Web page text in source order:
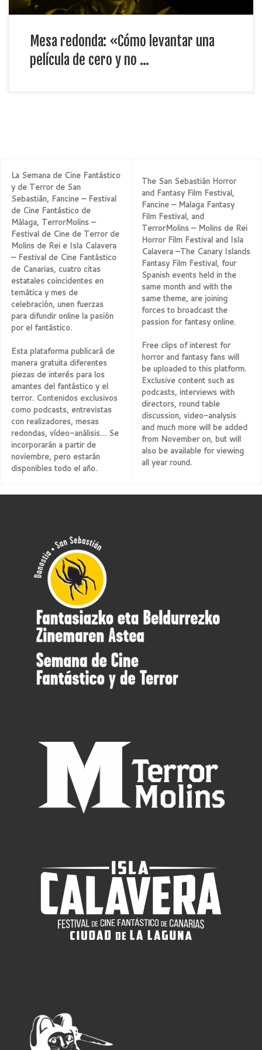
Mesa redonda: «Cómo levantar una
película de cero y no …
La Semana de Cine Fantástico
y de Terror de San
Sebastián, Fancine – Festival
de Cine Fantástico de
Málaga, TerrorMolins –
Festival de Cine de Terror de
Molins de Rei e Isla Calavera
– Festival de Cine Fantástico
de Canarias, cuatro citas
estatales coincidentes en
temática y mes de
celebración, unen fuerzas
para difundir online la pasión
por el fantástico.
Esta plataforma publicará de
manera gratuita diferentes
piezas de interés para los
amantes del fantástico y el
terror. Contenidos exclusivos
como podcasts, entrevistas
con realizadores, mesas
redondas, vídeo-análisis… Se
incorporarán a partir de
noviembre, pero estarán
disponibles todo el año.
The San Sebastián Horror
and Fantasy Film Festival,
Fancine – Malaga Fantasy
Film Festival, and
TerrorMolins – Molins de Rei
Horror Film Festival and Isla
Calavera –The Canary Islands
Fantasy Film Festival, four
Spanish events held in the
same month and with the
same theme, are joining
forces to broadcast the
passion for fantasy online.
Free clips of interest for
horror and fantasy fans will
be uploaded to this platform.
Exclusive content such as
podcasts, interviews with
directors, round table
discussion, video-analysis
and much more will be added
from November on, but will
also be available for viewing
all year round.